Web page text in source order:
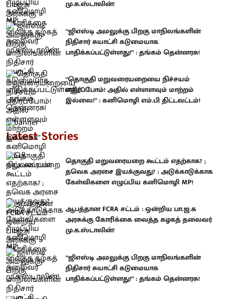
மு.க.ஸ்டாலின்!
“ஜிஎஸ்டி அமலுக்கு பிறகு மாநிலங்களின்
நிதிசார் சுயாட்சி கடுமையாக
பாதிக்கப்பட்டுள்ளது!” : தங்கம் தென்னரசு!
“தொகுதி மறுவரையறையை நிச்சயம்
எதிர்ப்போம்! அதில் எள்ளளவும் மாற்றம்
இல்லை!” : கனிமொழி எம்.பி திட்டவட்டம்!
Latest Stories
தொகுதி மறுவரையறை கூட்டம் எதற்காக? ;
தவெக அரசை இயக்குவது? : அடுக்காடுக்காக
கேள்விகளை எழுப்பிய கனிமொழி MP!
ஆபத்தான FCRA சட்டம் : ஒன்றிய பா.ஜ.க
அரசுக்கு கோரிக்கை வைத்த கழகத் தலைவர்
மு.க.ஸ்டாலின்!
“ஜிஎஸ்டி அமலுக்கு பிறகு மாநிலங்களின்
நிதிசார் சுயாட்சி கடுமையாக
பாதிக்கப்பட்டுள்ளது!” : தங்கம் தென்னரசு!